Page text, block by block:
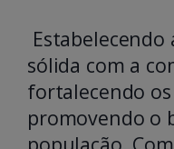
sólida com a
fortalecendo os
promovendo o